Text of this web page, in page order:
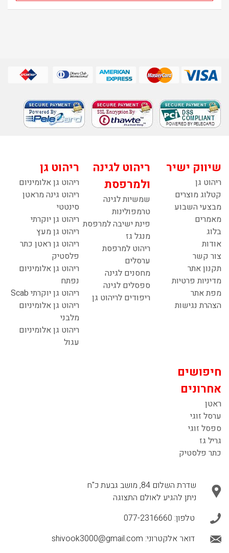
שיווק ישיר
ריהוט גן
קטלוג מוצרים
מבצעי השבוע
מאמרים
בלוג
אודות
צור קשר
תקנון אתר
מדיניות פרטיות
מפת אתר
הצהרת נגישות
ריהוט לגינה
ולמרפסת
שמשיות לגינה
טרמפולינות
פינת ישיבה למרפסת
מנגל גז
ריהוט למרפסת
ערסלים
מחסנים לגינה
ספסלים לגינה
ריפודים לריהוט גן
ריהוט גן
ריהוט גן אלומיניום
ריהוט גינה מראטן
סינטטי
ריהוט גן יוקרתי
ריהוט גן מעץ
ריהוט גן ראטן כתר
פלסטיק
ריהוט גן אלומיניום
נפתח
ריהוט גן יוקרתי Scab
ריהוט גן אלומיניום
מלבני
ריהוט גן אלומיניום
עגול
חיפושים
אחרונים
ראטן
ערסל זוגי
ספסל זוגי
גריל גז
כתר פלסטיק
שדרת השלום 84, מושב גבעת כ"ח
ניתן להגיע לאולם התצוגה
טלפון: 077-2316660
דואר אלקטרוני: shivook3000@gmail.com